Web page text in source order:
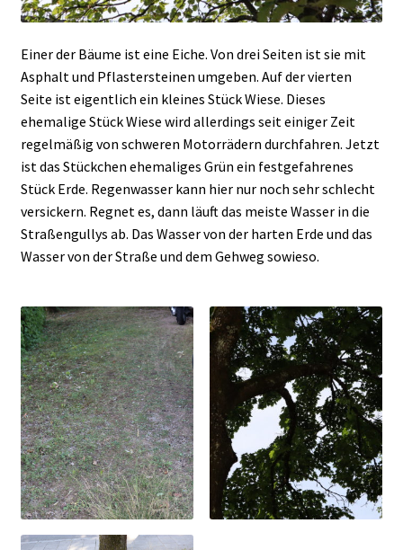
Einer der Bäume ist eine Eiche. Von drei Seiten ist sie mit
Asphalt und Pflastersteinen umgeben. Auf der vierten
Seite ist eigentlich ein kleines Stück Wiese. Dieses
ehemalige Stück Wiese wird allerdings seit einiger Zeit
regelmäßig von schweren Motorrädern durchfahren. Jetzt
ist das Stückchen ehemaliges Grün ein festgefahrenes
Stück Erde. Regenwasser kann hier nur noch sehr schlecht
versickern. Regnet es, dann läuft das meiste Wasser in die
Straßengullys ab. Das Wasser von der harten Erde und das
Wasser von der Straße und dem Gehweg sowieso.